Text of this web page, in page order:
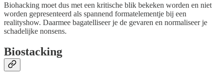
Biohacking moet dus met een kritische blik bekeken worden en niet
worden gepresenteerd als spannend formatelementje bij een
realityshow. Daarmee bagatelliseer je de gevaren en normaliseer je
schadelijke nonsens.
Biostacking